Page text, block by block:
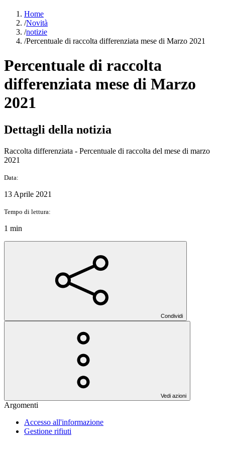
Home
/Novità
/notizie
/Percentuale di raccolta differenziata mese di Marzo 2021
Percentuale di raccolta
differenziata mese di Marzo
2021
Dettagli della notizia
Raccolta differenziata - Percentuale di raccolta del mese di marzo
2021
Data:
13 Aprile 2021
Tempo di lettura:
1 min
Condividi
Vedi azioni
Argomenti
Accesso all'informazione
Gestione rifiuti